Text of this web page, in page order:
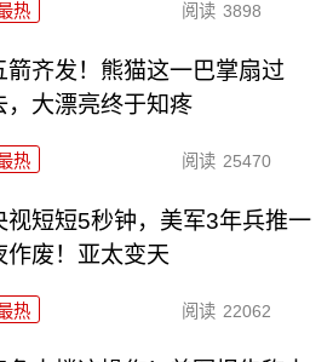
热 阅读 3898
箭齐发！熊猫这一巴掌扇过
，大漂亮终于知疼
热 阅读 25470
视短短5秒钟，美军3年兵推一
作废！亚太变天
热 阅读 22062